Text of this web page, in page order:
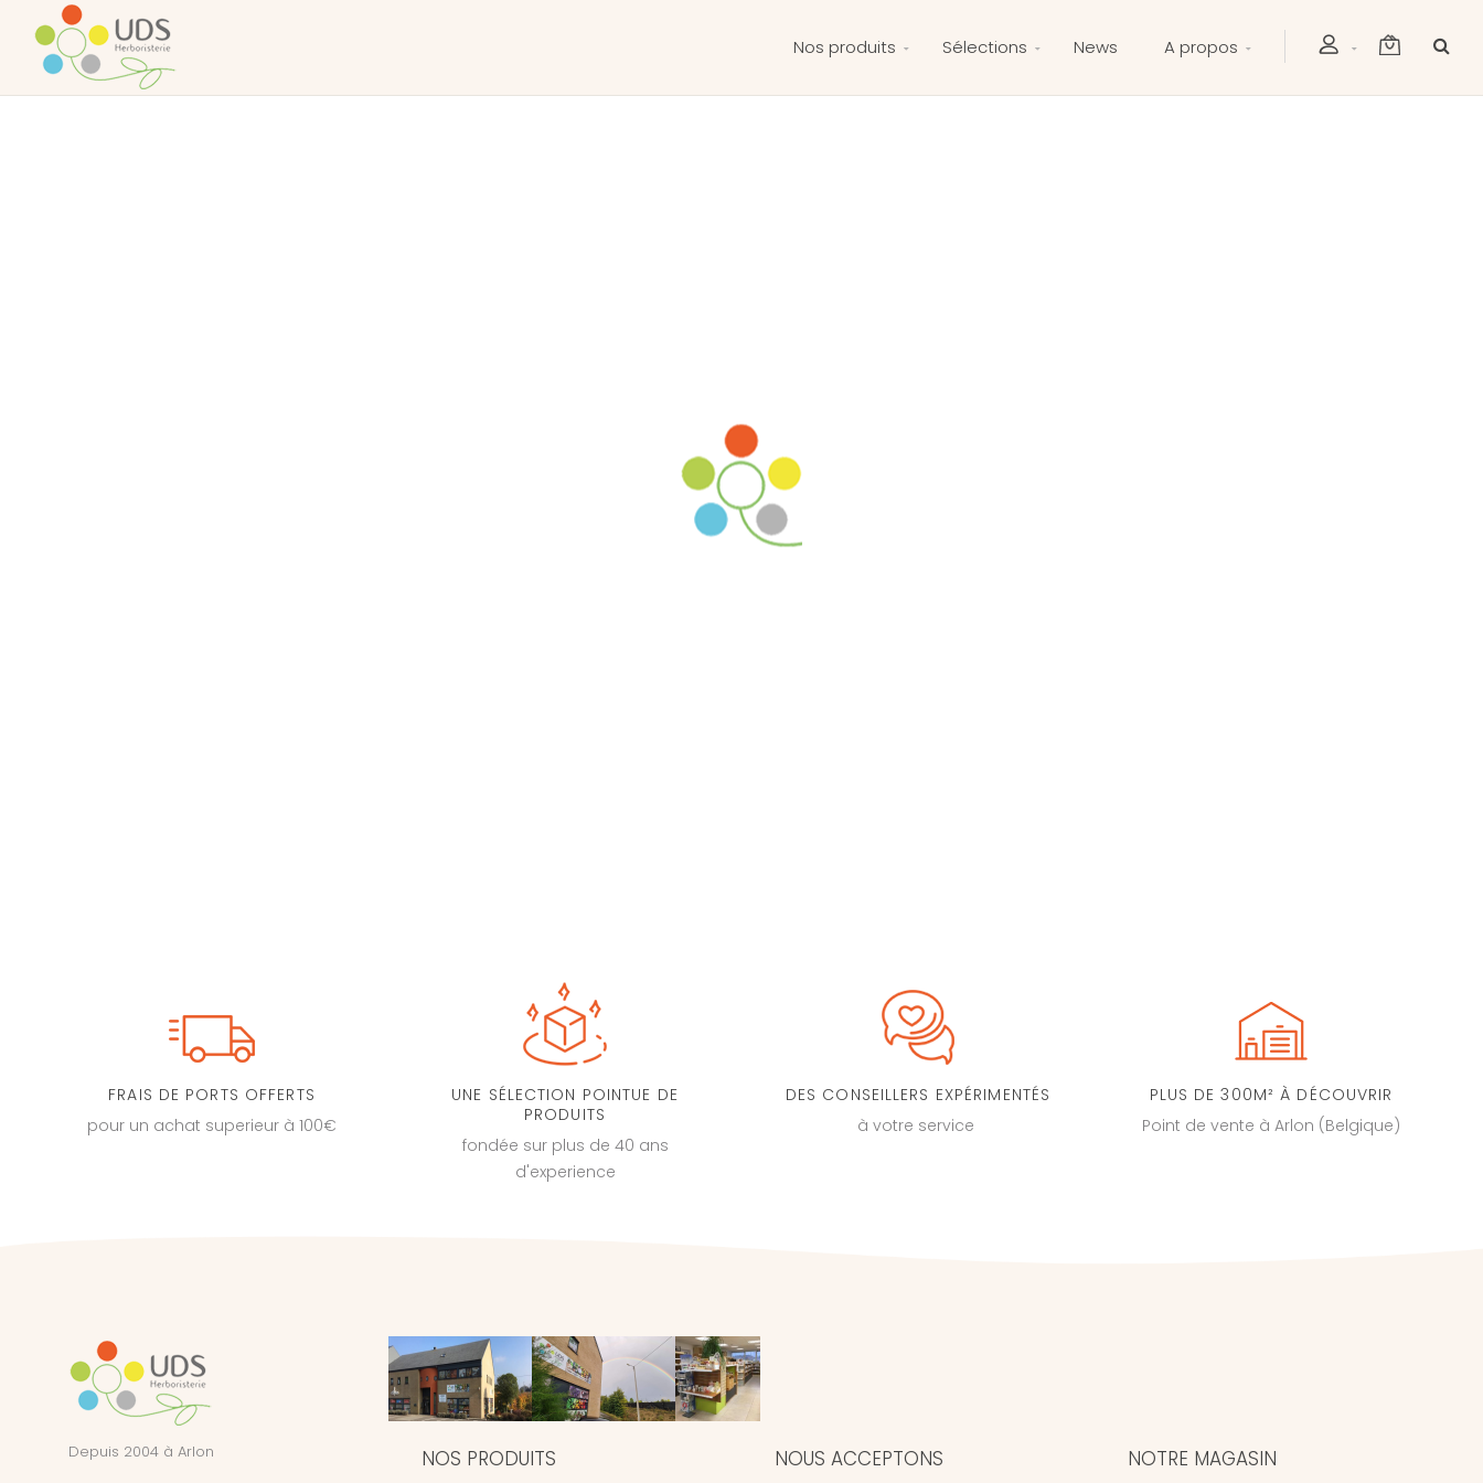
Nos produits Sélections News A propos
FRAIS DE PORTS OFFERTS
pour un achat superieur à 100€
UNE SÉLECTION POINTUE DE
PRODUITS
fondée sur plus de 40 ans
d'experience
DES CONSEILLERS EXPÉRIMENTÉS
à votre service
PLUS DE 300M² À DÉCOUVRIR
Point de vente à Arlon (Belgique)
Depuis 2004 à Arlon NOS PRODUITS NOUS ACCEPTONS NOTRE MAGASIN